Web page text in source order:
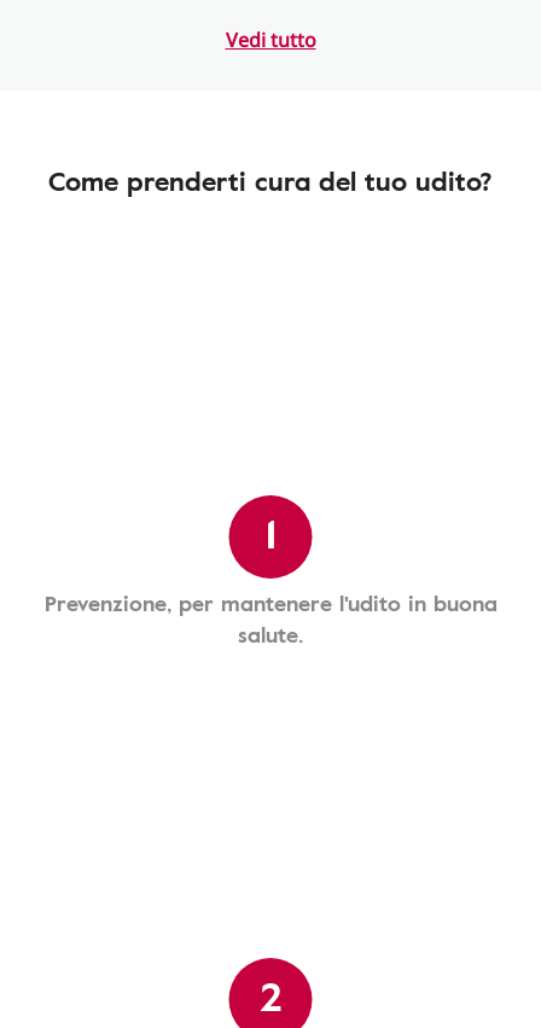
Vedi tutto
Come prenderti cura del tuo udito?
1
Prevenzione, per mantenere l'udito in buona
salute.
2